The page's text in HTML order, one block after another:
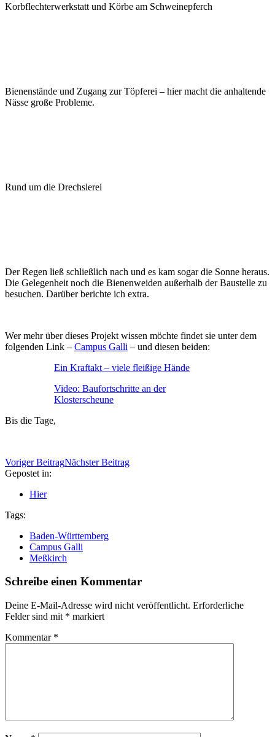
Korbflechterwerkstatt und Körbe am Schweinepferch
Bienenstände und Zugang zur Töpferei – hier macht die anhaltende
Nässe große Probleme.
Rund um die Drechslerei
Der Regen ließ schließlich nach und es kam sogar die Sonne heraus.
Die Gelegenheit noch die Bienenweiden außerhalb der Baustelle zu
besuchen. Darüber berichte ich extra.
Wer mehr über dieses Projekt wissen möchte findet sie unter dem
folgenden Link – Campus Galli – und diesen beiden:
Ein Kraftakt – viele fleißige Hände
Video: Baufortschritte an der
Klosterscheune
Bis die Tage,
Voriger BeitragNächster Beitrag
Gepostet in:
Hier
Tags:
Baden-Württemberg
Campus Galli
Meßkirch
Schreibe einen Kommentar
Deine E-Mail-Adresse wird nicht veröffentlicht. Erforderliche
Felder sind mit * markiert
Kommentar *